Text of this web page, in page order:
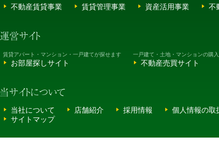
不動産賃貸事業 賃貸管理事業 資産活用事業 不
賃貸アパート・マンション・一戸建てが探せます
お部屋探しサイト
一戸建て・土地・マンションの購入
不動産売買サイト
当社について 店舗紹介 採用情報
個人情報の取
サイトマップ